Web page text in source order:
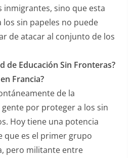
inmigrantes, sino que esta
sin papeles no puede
de atacar al conjunto de los
de Educación Sin Fronteras?
Francia?
de la
por proteger a los sin
Hoy tiene una potencia
que es el primer grupo
pero militante entre